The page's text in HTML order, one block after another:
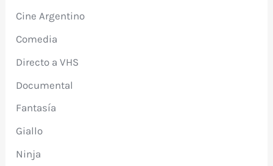
Cine Argentino
Comedia
Directo a VHS
Documental
Fantasía
Giallo
Ninja